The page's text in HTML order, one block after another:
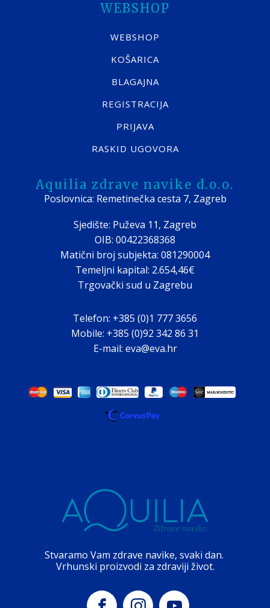
WEBSHOP
WEBSHOP
KOŠARICA
BLAGAJNA
REGISTRACIJA
PRIJAVA
RASKID UGOVORA
Aquilia zdrave navike d.o.o.
Poslovnica: Remetinečka cesta 7, Zagreb
Sjedište: Puževa 11, Zagreb
OIB: 00422368368
Matični broj subjekta: 081290004
Temeljni kapital: 2.654,46€
Trgovački sud u Zagrebu
Telefon: +385 (0)1 777 3656
Mobile: +385 (0)92 342 86 31
E-mail: eva@eva.hr
Stvaramo Vam zdrave navike, svaki dan.
Vrhunski proizvodi za zdraviji život.